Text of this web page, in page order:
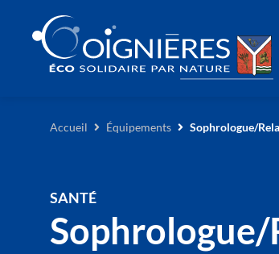
Accueil Équipements Sophrologue/
SANTÉ